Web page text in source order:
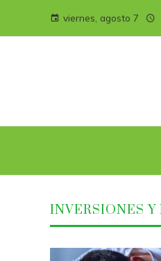
viernes, agosto 7
INVERSIONES Y